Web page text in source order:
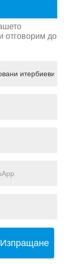
отговорим до
Изпращане